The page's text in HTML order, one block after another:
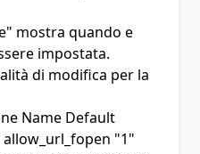
mostra quando e
impostata.
di modifica per la
Name Default
allow_url_fopen "1"